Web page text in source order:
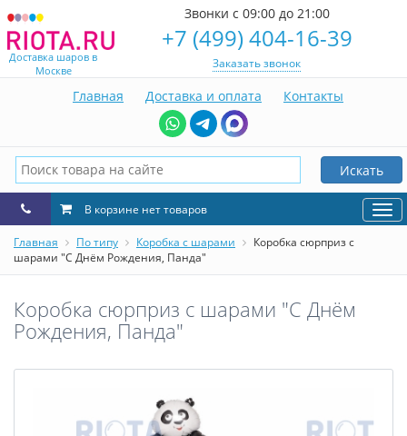
Доставка шаров в
Москве
Звонки с 09:00 до 21:00
+7 (499) 404-16-39
Заказать звонок
Главная Доставка и оплата Контакты
Искать
В корзине нет товаров
Главная По типу Коробка с шарами
Коробка сюрприз с
шарами "С Днём Рождения, Панда"
Коробка сюрприз с шарами "С Днём
Рождения, Панда"